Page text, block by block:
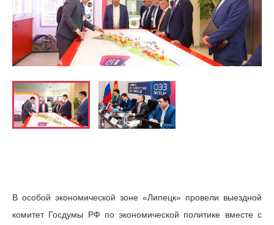
В особой экономической зоне «Липецк» провели выездной
комитет Госдумы РФ по экономической политике вместе с